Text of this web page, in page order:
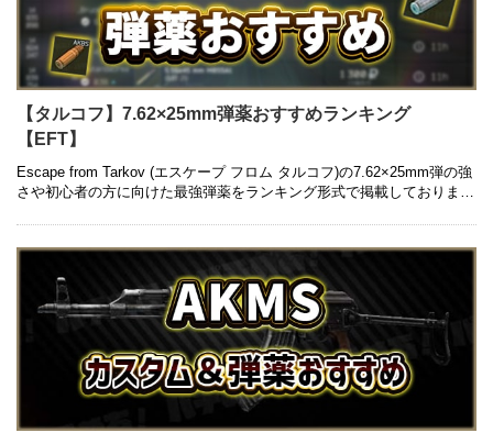
【タルコフ】7.62×25mm弾薬おすすめランキング
【EFT】
Escape from Tarkov (エスケープ フロム タルコフ)の7.62×25mm弾の強
さや初心者の方に向けた最強弾薬をランキング形式で掲載しておりま